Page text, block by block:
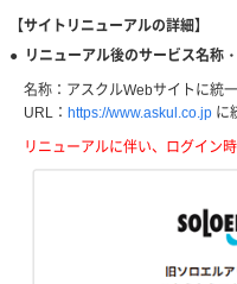
【サイトリニューアルの詳細】
● リニューアル後のサービス名称
名称：アスクルWebサイトに統一
URL： https://www.askul.co.jpに
リニューアルに伴い、ログイン